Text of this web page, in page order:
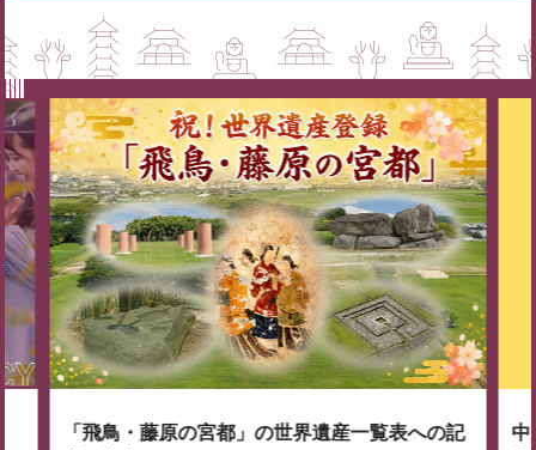
「飛鳥・藤原の宮都」の世界遺産一覧表への記
中